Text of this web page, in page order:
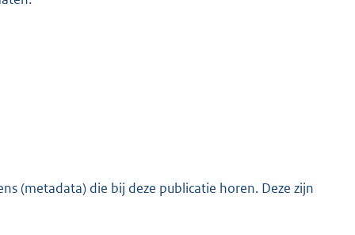
(metadata) die bij deze publicatie horen. Deze zijn